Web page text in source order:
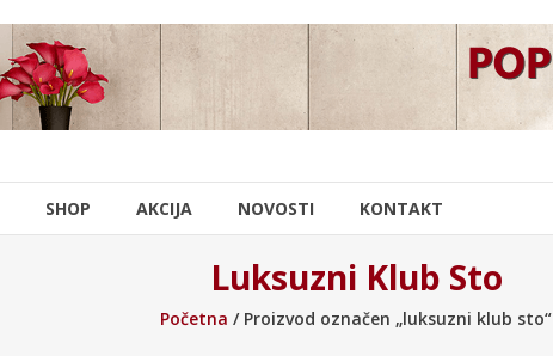
SHOP AKCIJA NOVOSTI KONTAKT
Luksuzni Klub Sto
Početna / Proizvod označen „luksuzni klub sto“